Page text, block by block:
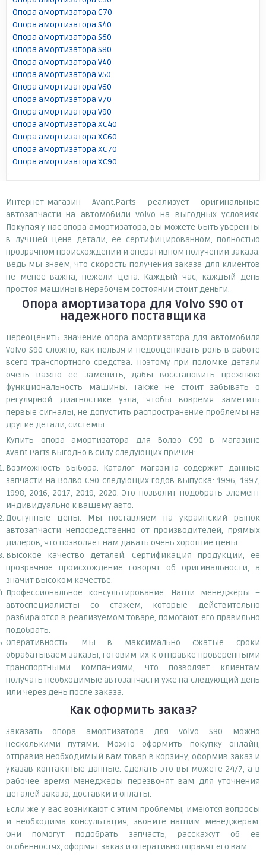
Опора амортизатора C70
Опора амортизатора S40
Опора амортизатора S60
Опора амортизатора S80
Опора амортизатора V40
Опора амортизатора V50
Опора амортизатора V60
Опора амортизатора V70
Опора амортизатора V90
Опора амортизатора XC40
Опора амортизатора XC60
Опора амортизатора XC70
Опора амортизатора XC90
Интернет-магазин Avant.Parts реализует оригинальные
автозапчасти на автомобили Volvo на выгодных условиях.
Покупая у нас опора амортизатора, вы можете быть уверенны
в лучшей цене детали, ее сертифицированном, полностью
прозрачном происхождении и оперативном получении заказа.
Ведь мы знаем, что скорость получения заказа для клиентов
не менее важна, нежели цена. Каждый час, каждый день
простоя машины в нерабочем состоянии стоит деньги.
Опора амортизатора для Volvo S90 от
надежного поставщика
Переоценить значение опора амортизатора для автомобиля
Volvo S90 сложно, как нельзя и недооценивать роль в работе
всего транспортного средства. Поэтому при поломке детали
очень важно ее заменить, дабы восстановить прежнюю
функциональность машины. Также не стоит забывать о
регулярной диагностике узла, чтобы вовремя заметить
первые сигналы, не допустить распространение проблемы на
другие детали, системы.
Купить опора амортизатора для Волво С90 в магазине
Avant.Parts выгодно в силу следующих причин:
Возможность выбора. Каталог магазина содержит данные
запчасти на Волво С90 следующих годов выпуска: 1996, 1997,
1998, 2016, 2017, 2019, 2020. Это позволит подобрать элемент
индивидуально к вашему авто.
Доступные цены. Мы поставляем на украинский рынок
автозапчасти непосредственно от производителей, прямых
дилеров, что позволяет нам давать очень хорошие цены.
Высокое качество деталей. Сертификация продукции, ее
прозрачное происхождение говорят об оригинальности, а
значит высоком качестве.
Профессиональное консультирование. Наши менеджеры –
автоспециалисты со стажем, которые действительно
разбираются в реализуемом товаре, помогают его правильно
подобрать.
Оперативность. Мы в максимально сжатые сроки
обрабатываем заказы, готовим их к отправке проверенными
транспортными компаниями, что позволяет клиентам
получать необходимые автозапчасти уже на следующий день
или через день после заказа.
Как оформить заказ?
Заказать опора амортизатора для Volvo S90 можно
несколькими путями. Можно оформить покупку онлайн,
отправив необходимый вам товар в корзину, оформив заказ и
указав контактные данные. Сделать это вы можете 24/7, а в
рабочее время менеджеры перезвонят вам для уточнения
деталей заказа, доставки и оплаты.
Если же у вас возникают с этим проблемы, имеются вопросы
и необходима консультация, звоните нашим менеджерам.
Они помогут подобрать запчасть, расскажут об ее
особенностях, оформят заказ и оперативно оправят его вам.